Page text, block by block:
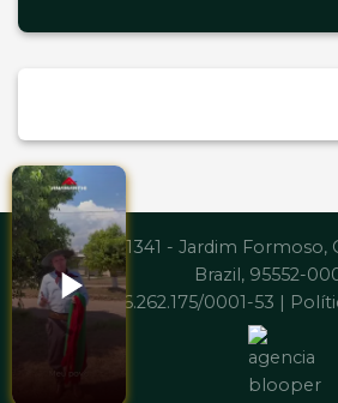
Av. Brasil, 1341 - Jardim Formoso,
Brazil, 95552-
CNPJ: 06.262.175/0001-53 |